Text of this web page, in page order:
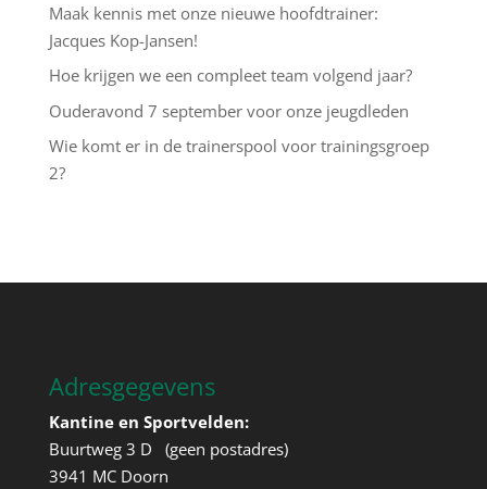
Maak kennis met onze nieuwe hoofdtrainer:
Jacques Kop-Jansen!
Hoe krijgen we een compleet team volgend jaar?
Ouderavond 7 september voor onze jeugdleden
Wie komt er in de trainerspool voor trainingsgroep
2?
Adresgegevens
Kantine en Sportvelden:
Buurtweg 3 D (geen postadres)
3941 MC Doorn